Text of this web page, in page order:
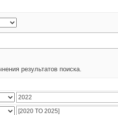
результатов поиска.